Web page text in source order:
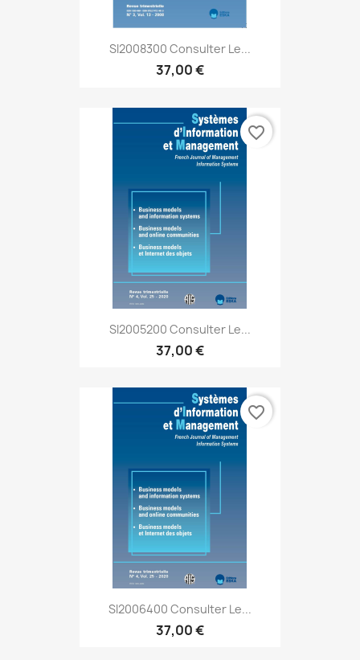
SI2008300 Consulter Le...
37,00 €
SI2005200 Consulter Le...
37,00 €
favorite_border
SI2006400 Consulter Le...
37,00 €
favorite_border